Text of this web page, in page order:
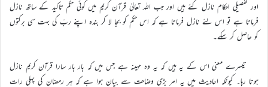
اور تفصیلی احکام نازل کئے ہیں اور جب اللہ تعالیٰ قرآن کریم میں کوئی حکم تاکید کے ساتھ نازل
فرماتا ہے تو اس لئے نازل فرماتا ہے کہ اس حکم کو بجا لا کر بندہ اپنے ربّ کی بہت سی برکتوں
کو حاصل کر سکے۔
تیسرے معنی اس کے یہ ہیں کہ یہ وہ مہینہ ہے جس میں کہ بار بار سارا قرآن کریم نازل
ہوتا رہا۔ کیونکہ احادیث میں یہ امر بڑی وضاحت سے بیان ہوا ہے کہ ہر رمضان کی پہلی رات